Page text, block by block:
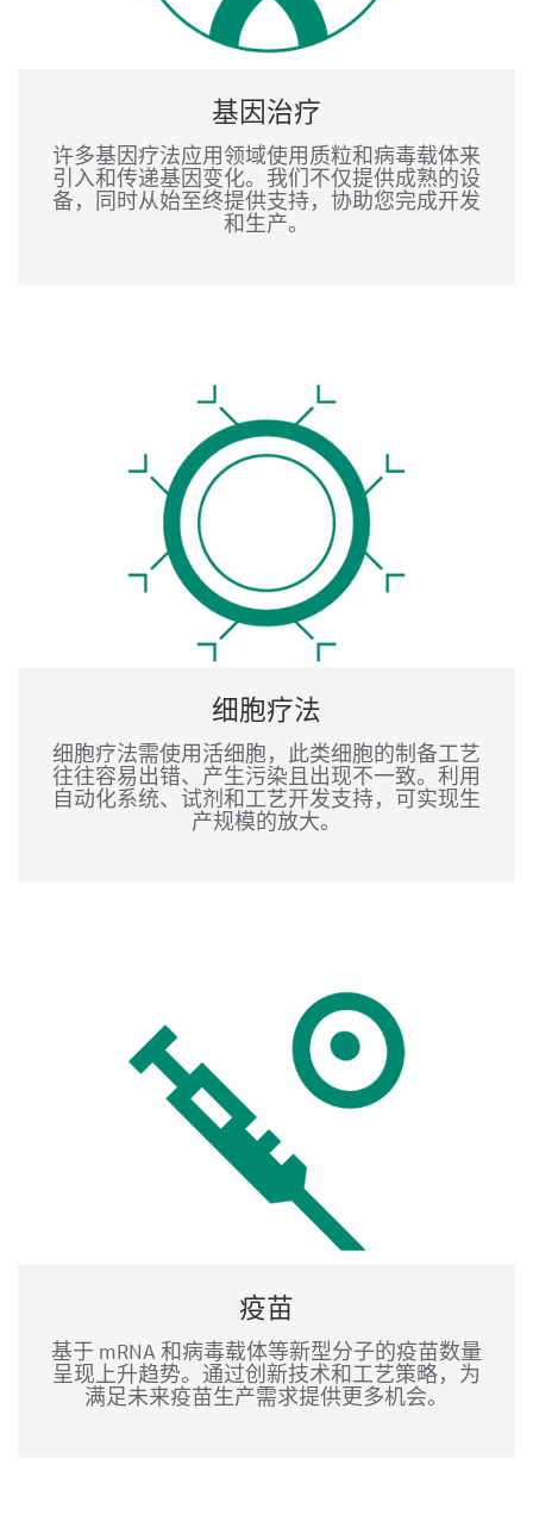
基因治疗
许多基因疗法应用领域使用质粒和病毒载体来
引入和传递基因变化。我们不仅提供成熟的设
备，同时从始至终提供支持，协助您完成开发
和生产。
细胞疗法
细胞疗法需使用活细胞，此类细胞的制备工艺
往往容易出错、产生污染且出现不一致。利用
自动化系统、试剂和工艺开发支持，可实现生
产规模的放大。
疫苗
基于 mRNA 和病毒载体等新型分子的疫苗数量
呈现上升趋势。通过创新技术和工艺策略，为
满足未来疫苗生产需求提供更多机会。